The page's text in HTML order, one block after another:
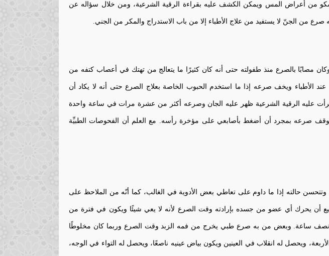
من أعراض المس ويمكن الكشف عليه بقراءة الرقية الشرعية، ومن خلال سؤاله عن
من الجنّ لا يستفيد من علاج الأطباء إلا من باب الاستدراج والمكر من الجني.
مصابًا بالصرع منذ طفولته حتى أنه كان كثيرًا ما يتعالج من تهتك في أعصاب كتفه من
الأطباء ويخف صرعه إذا ما استخدم الحبوب الخاصة بعلاج الصرع حتى أنه لا يكاد أن
عليه الرقية الشرعية ظهر عليه الجان وصرعه أكثر من عشرة مرات في ساعة واحدة
يتوقف صرعه بمجرد أن أضغط بأصابعي على مؤخرة رأسه. مع العلم أن الفحوصات الطبيِّة
وتتحسن حالته إذا ما داوم على تعاطي بعض الأدوية في الغالب، كما أنّه من الملاحظ على
أن يحرك أي عضو من جسده بإرادته وقت الصرع لأنه لا يعي شيئًا ويكون في فترة من
إلى نصف ساعة. وبعض من به صرع طبي يخرج من فمه الزبد وقت الصرع وربما كان مخلوطًا
ويحصل له انقلاب في العينين ويكون بياض عينيه ناصعًا، ويحصل له التواء في الوجه،